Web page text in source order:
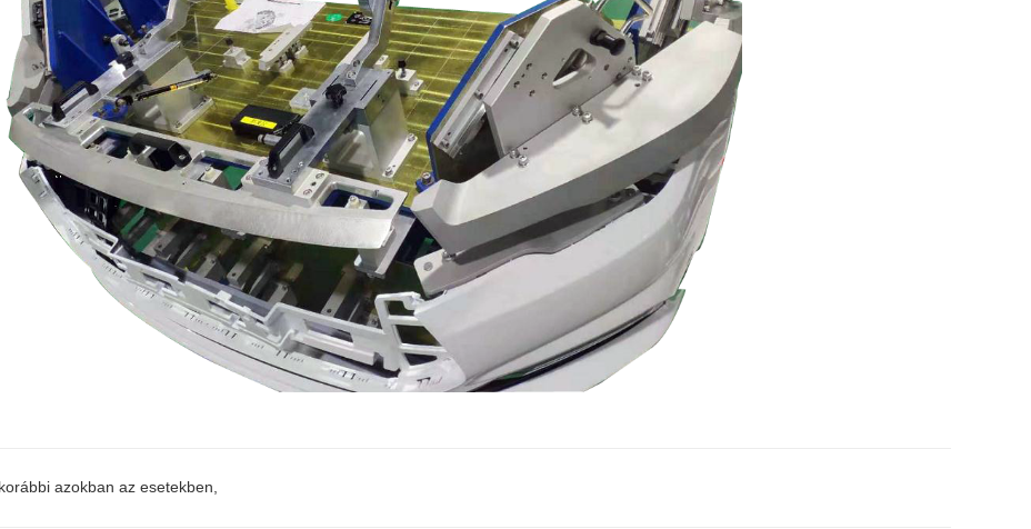
azokban az esetekben,